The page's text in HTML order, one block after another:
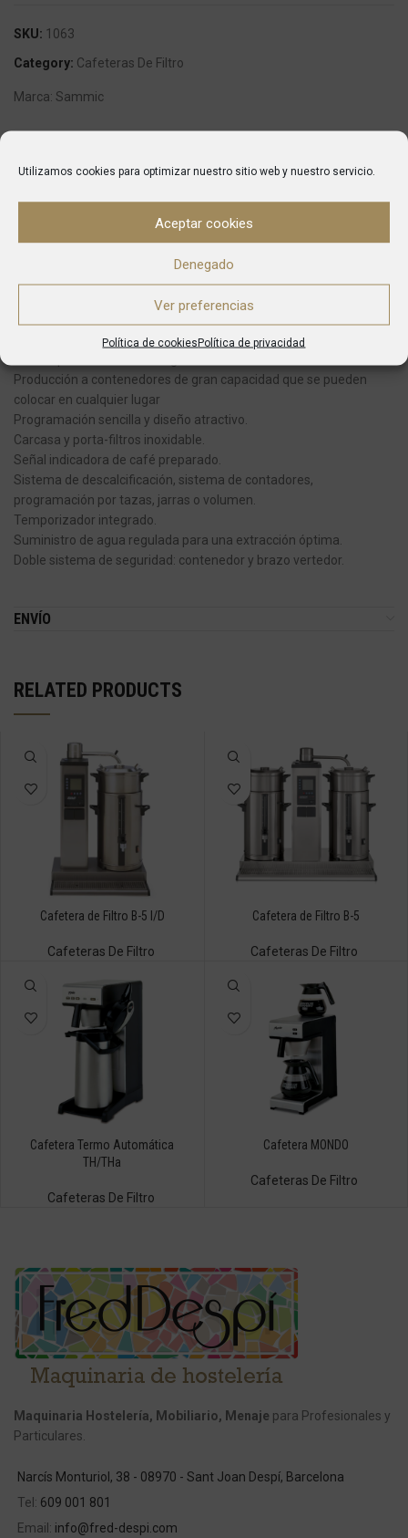
Utilizamos cookies para optimizar nuestro sitio web y nuestro servicio.
Aceptar cookies
Denegado
Ver preferencias
Política de cookiesPolítica de privacidad
SKU: 1063
Category: Cafeteras De Filtro
Marca: Sammic
La cafetera B-20 es un modelo multifase:
230V / 50-60 / 3~
400-440V / 50-60 / 3N~(por defecto)
Para obtener gran cantidad de café sin renunciar a la calidad.
Producción a contenedores de gran capacidad que se pueden
colocar en cualquier lugar
Programación sencilla y diseño atractivo.
Carcasa y porta-filtros inoxidable.
Señal indicadora de café preparado.
Sistema de descalcificación, sistema de contadores,
programación por tazas, jarras o volumen.
Temporizador integrado.
Suministro de agua regulada para una extracción óptima.
Doble sistema de seguridad: contenedor y brazo vertedor.
ENVÍO
RELATED PRODUCTS
Cafetera de Filtro B-5 I/D
Cafeteras De Filtro
Cafetera de Filtro B-5
Cafeteras De Filtro
Cafetera Termo Automática
TH/THa
Cafeteras De Filtro
Cafetera MONDO
Cafeteras De Filtro
Maquinaria Hostelería, Mobiliario, Menaje para Profesionales y
Particulares.
Narcís Monturiol, 38 - 08970 - Sant Joan Despí, Barcelona
Tel: 609 001 801
Email: info@fred-despi.com